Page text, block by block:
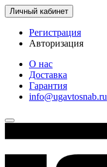
Личный кабинет
Регистрация
Авторизация
О нас
Доставка
Гарантия
info@ugavtosnab.ru